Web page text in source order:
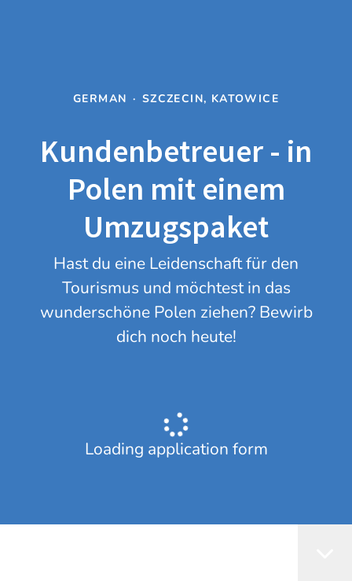
GERMAN · SZCZECIN, KATOWICE
Kundenbetreuer - in
Polen mit einem
Umzugspaket
Hast du eine Leidenschaft für den
Tourismus und möchtest in das
wunderschöne Polen ziehen? Bewirb
dich noch heute!
Loading application form